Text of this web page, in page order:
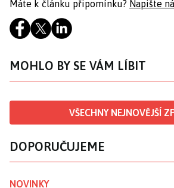
Máte k článku připomínku? Napište
MOHLO BY SE VÁM LÍBIT
VŠECHNY NEJNOVĚJŠÍ
DOPORUČUJEME
NOVINKY